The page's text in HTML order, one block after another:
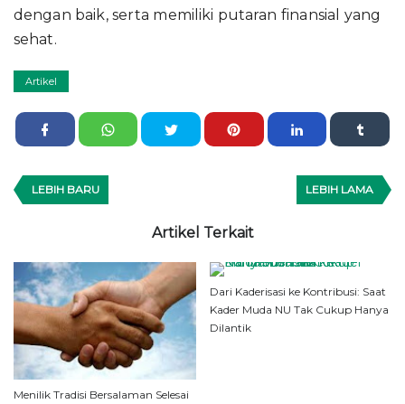
dengan baik, serta memiliki putaran finansial yang
sehat.
Artikel
LEBIH BARU LEBIH LAMA
Artikel Terkait
Menilik Tradisi Bersalaman Selesai
Dari Kaderisasi ke Kontribusi: Saat
Kader Muda NU Tak Cukup Hanya
Dilantik